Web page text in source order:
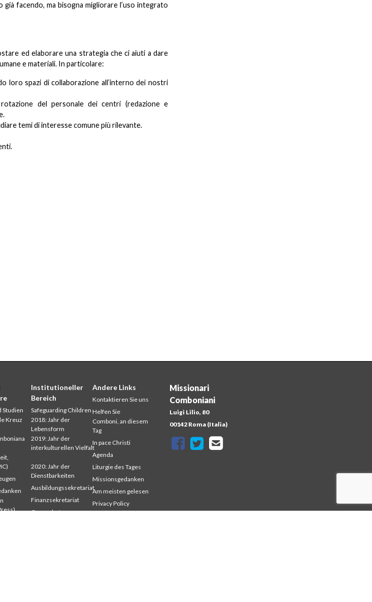
facendo, ma bisogna migliorare l’uso integrato
ed elaborare una strategia che ci aiuti a dare
e materiali. In particolare:
loro spazi di collaborazione all’interno dei nostri
del personale dei centri (redazione e
temi di interesse comune più rilevante.
Missionari
Comboniani
Luigi Lilio, 80
00142 Roma (Italia)
Studien
Kreuz
Institutioneller
Bereich
Safeguarding Children
2018: Jahr der
Lebensform
2019: Jahr der
interkulturellen Vielfalt
2020: Jahr der
Dienstbarkeiten
Ausbildungssekretariat
Finanzsekretariat
Generalrat
Andere Links
Kontaktieren Sie uns
Helfen Sie
Comboni, an diesem
Tag
In pace Christi
Agenda
Liturgie des Tages
Missionsgedanken
Am meisten gelesen
Privacy Policy